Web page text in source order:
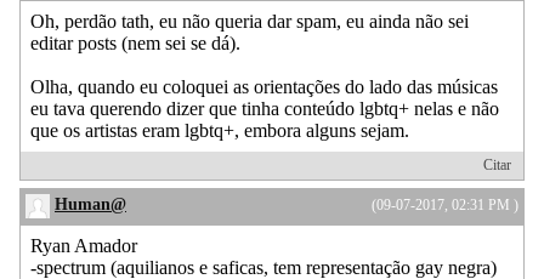
Oh, perdão tath, eu não queria dar spam, eu ainda não sei
editar posts (nem sei se dá).
Olha, quando eu coloquei as orientações do lado das músicas
eu tava querendo dizer que tinha conteúdo lgbtq+ nelas e não
que os artistas eram lgbtq+, embora alguns sejam.
Citar
(09-07-2017, 02:31 PM )
Human@
Ryan Amador
-spectrum (aquilianos e saficas, tem representação gay negra)